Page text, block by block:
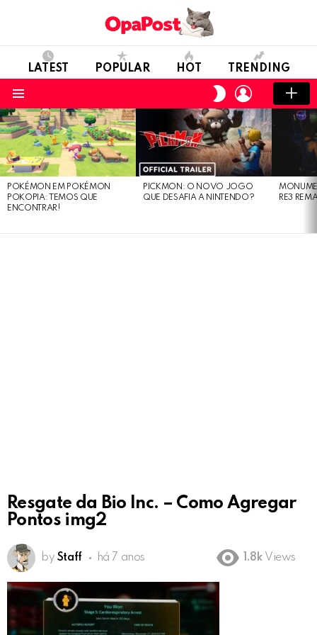
LATEST POPULAR HOT TRENDING
SWITCH
SKIN
LOGIN
LATEST
STORIES
POKÉMON EM POKÉMON
POKOPIA: TEMOS QUE
ENCONTRAR!
PICKMON: O NOVO JOGO
QUE DESAFIA A NINTENDO?
RE3
Resgate da Bio Inc. – Como Agregar
Pontos img2
by Staff há 7 anos 1.8k Views